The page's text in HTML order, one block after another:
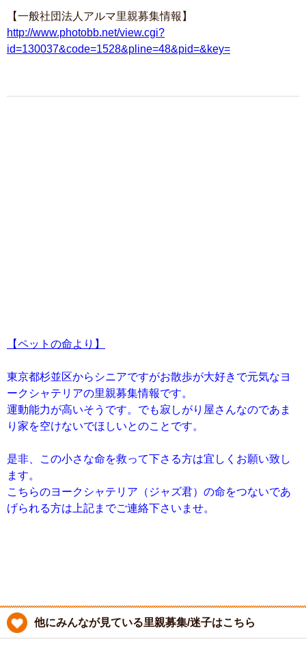
【一般社団法人アルマ里親募集情報】
http://www.photobb.net/view.cgi?
id=130037&code=1528&pline=48&pid=&key=
【ペットの命より】
東京都杉並区からシニアですがお散歩が大好きで元気なヨ
ークシャテリアの里親募集情報です。
運動能力が高いそうです。でも寂しがり屋さんなのであま
り家を空けないでほしいとのことです。
是非、この小さな命を救って下さる方は宜しくお願い致し
ます。
こちらのヨークシャテリア（ジャズ君）の命をつないであ
げられる方は上記までご連絡下さいませ。
他にみんなが見ている里親募集/迷子はこちら